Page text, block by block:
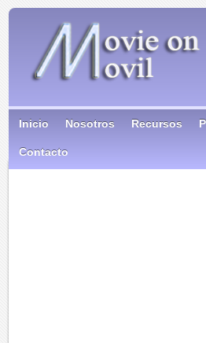
Inicio Nosotros Recursos
Contacto